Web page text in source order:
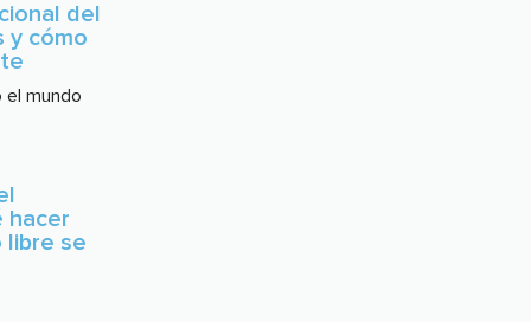
del
y cómo
el mundo
hacer
libre se